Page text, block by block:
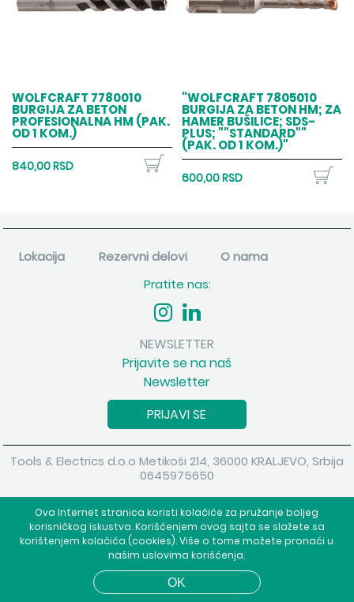
Ova Internet stranica koristi kolačiće za pružanje boljeg
korisničkog iskustva. Korišćenjem ovog sajta se slažete sa
korištenjem kolačića (cookies). Više o tome možete pronaći u
našim uslovima korišćenja.
WOLFCRAFT 7780010
BURGIJA ZA BETON
PROFESIONALNA HM (PAK.
OD 1 KOM.)
840,00 RSD
"WOLFCRAFT 7805010
BURGIJA ZA BETON HM; ZA
HAMER BUŠILICE; SDS-
PLUS; ""STANDARD""
(PAK. OD 1 KOM.)"
600,00 RSD
Lokacija Rezervni delovi
O nama
Pratite nas:
NEWSLETTER
Prijavite se na naš
Newsletter
PRIJAVI SE
Tools & Electrics d.o.o Metikoši 214, 36000 KRALJEVO, Srbija
0645975650
Powered byshopen.com